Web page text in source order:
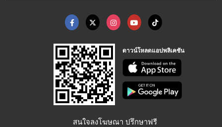
ดาวน์โหลดแอปพลิเคชัน
สนใจลงโฆษณา ปรึกษาฟรี